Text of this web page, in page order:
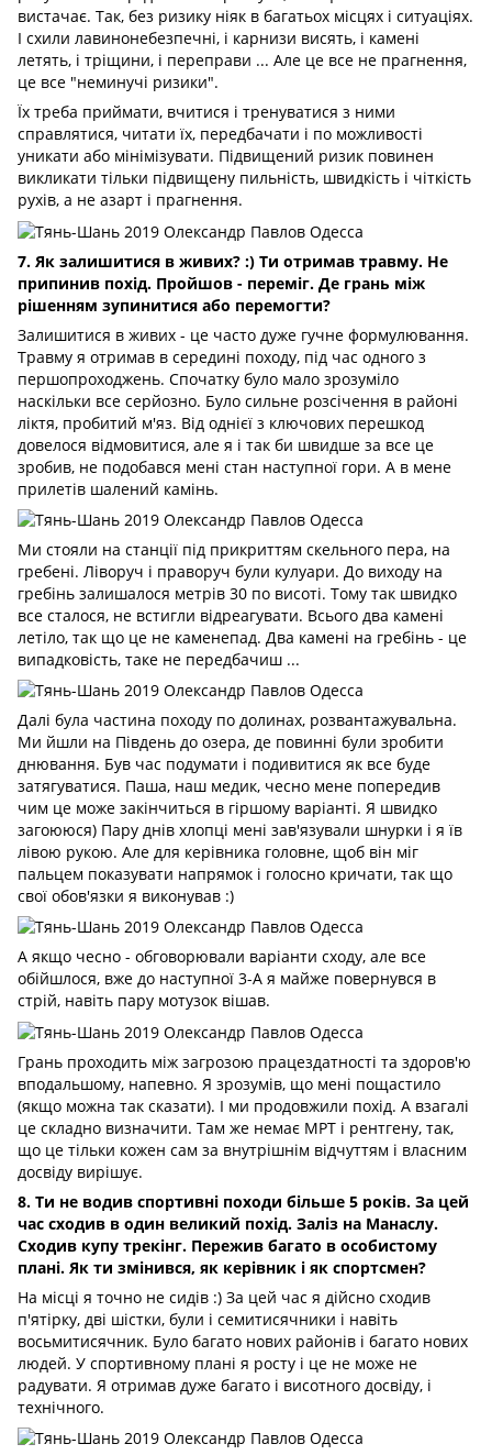
вистачає. Так, без ризику ніяк в багатьох місцях і ситуаціях.
І схили лавинонебезпечні, і карнизи висять, і камені
летять, і тріщини, і переправи ... Але це все не прагнення,
це все "неминучі ризики".
Їх треба приймати, вчитися і тренуватися з ними
справлятися, читати їх, передбачати і по можливості
уникати або мінімізувати. Підвищений ризик повинен
викликати тільки підвищену пильність, швидкість і чіткість
рухів, а не азарт і прагнення.
7. Як залишитися в живих? :) Ти отримав травму. Не
припинив похід. Пройшов - переміг. Де грань між
рішенням зупинитися або перемогти?
Залишитися в живих - це часто дуже гучне формулювання.
Травму я отримав в середині походу, під час одного з
першопроходжень. Спочатку було мало зрозуміло
наскільки все серйозно. Було сильне розсічення в районі
ліктя, пробитий м'яз. Від однієї з ключових перешкод
довелося відмовитися, але я і так би швидше за все це
зробив, не подобався мені стан наступної гори. А в мене
прилетів шалений камінь.
Ми стояли на станції під прикриттям скельного пера, на
гребені. Ліворуч і праворуч були кулуари. До виходу на
гребінь залишалося метрів 30 по висоті. Тому так швидко
все сталося, не встигли відреагувати. Всього два камені
летіло, так що це не каменепад. Два камені на гребінь - це
випадковість, таке не передбачиш ...
Далі була частина походу по долинах, розвантажувальна.
Ми йшли на Південь до озера, де повинні були зробити
днювання. Був час подумати і подивитися як все буде
затягуватися. Паша, наш медик, чесно мене попередив
чим це може закінчиться в гіршому варіанті. Я швидко
загоююся) Пару днів хлопці мені зав'язували шнурки і я їв
лівою рукою. Але для керівника головне, щоб він міг
пальцем показувати напрямок і голосно кричати, так що
свої обов'язки я виконував :)
А якщо чесно - обговорювали варіанти сходу, але все
обійшлося, вже до наступної 3-А я майже повернувся в
стрій, навіть пару мотузок вішав.
Грань проходить між загрозою працездатності та здоров'ю
вподальшому, напевно. Я зрозумів, що мені пощастило
(якщо можна так сказати). І ми продовжили похід. А взагалі
це складно визначити. Там же немає МРТ і рентгену, так,
що це тільки кожен сам за внутрішнім відчуттям і власним
досвіду вирішує.
8. Ти не водив спортивні походи більше 5 років. За цей
час сходив в один великий похід. Заліз на Манаслу.
Сходив купу трекінг. Пережив багато в особистому
плані. Як ти змінився, як керівник і як спортсмен?
На місці я точно не сидів :) За цей час я дійсно сходив
п'ятірку, дві шістки, були і семитисячники і навіть
восьмитисячник. Було багато нових районів і багато нових
людей. У спортивному плані я росту і це не може не
радувати. Я отримав дуже багато і висотного досвіду, і
технічного.